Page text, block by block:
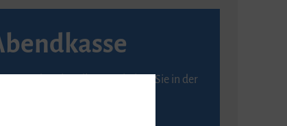
an der Abendkasse erhalten Sie in der